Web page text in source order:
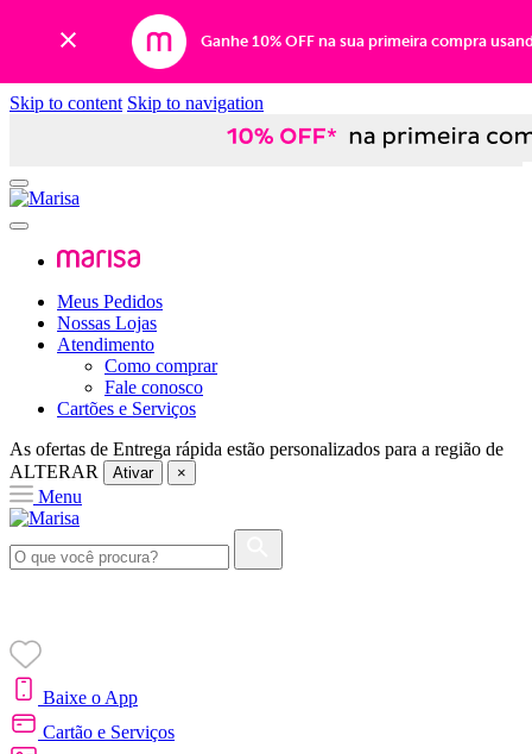
Ganhe 10% OFF na sua primeira compra
Skip to content Skip to navigation
Meus Pedidos
Nossas Lojas
Atendimento
Como comprar
Fale conosco
Cartões e Serviços
As ofertas de Entrega rápida estão personalizados para a região de
ALTERAR
Ativar ×
Menu
Baixe o App
Cartão e Serviços